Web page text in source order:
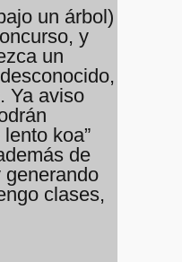
un árbol)
y
un
Ya aviso
koa”
de
generando
clases,